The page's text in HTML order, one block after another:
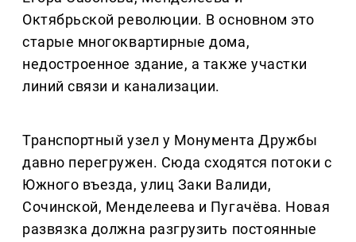
Октябрьской революции. В основном это
старые многоквартирные дома,
недостроенное здание, а также участки
линий связи и канализации.
Транспортный узел у Монумента Дружбы
давно перегружен. Сюда сходятся потоки с
Южного въезда, улиц Заки Валиди,
Сочинской, Менделеева и Пугачёва. Новая
развязка должна разгрузить постоянные